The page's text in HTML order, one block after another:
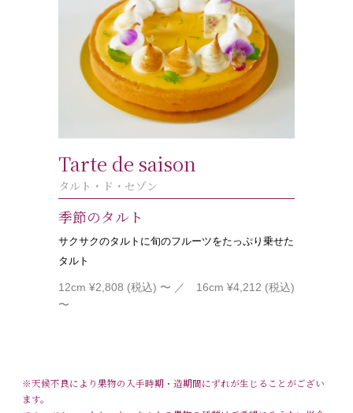
Tarte de saison
タルト・ド・セゾン
季節のタルト
サクサクのタルトに旬のフルーツをたっぷり乗せた
タルト
12cm ¥2,808 (税込) 〜 ／ 16cm ¥4,212 (税込)
〜
※天候不良により果物の入手時期・造期間にずれが生じることがござい
ます。